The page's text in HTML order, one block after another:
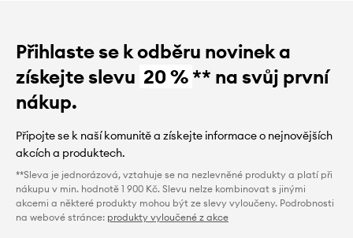
Přihlaste se k odběru novinek a
získejte slevu 20 %** na svůj první
nákup.
Připojte se k naší komunitě a získejte informace o nejnovějších
akcích a produktech.
**Sleva je jednorázová, vztahuje se na nezlevněné produkty a platí při
nákupu v min. hodnotě 1 900 Kč. Slevu nelze kombinovat s jinými
akcemi a některé produkty mohou být ze slevy vyloučeny. Podrobnosti
na webové stránce: produkty vyloučené z akce